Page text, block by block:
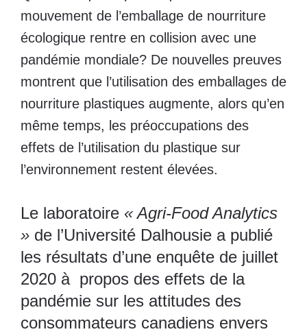
mouvement de l’emballage de nourriture
écologique rentre en collision avec une
pandémie mondiale? De nouvelles preuves
montrent que l’utilisation des emballages de
nourriture plastiques augmente, alors qu’en
même temps, les préoccupations des
effets de l’utilisation du plastique sur
l’environnement restent élevées.
Le laboratoire « Agri-Food Analytics
» de l’Université Dalhousie a publié
les résultats d’une enquête de juillet
2020 à propos des effets de la
pandémie sur les attitudes des
consommateurs canadiens envers